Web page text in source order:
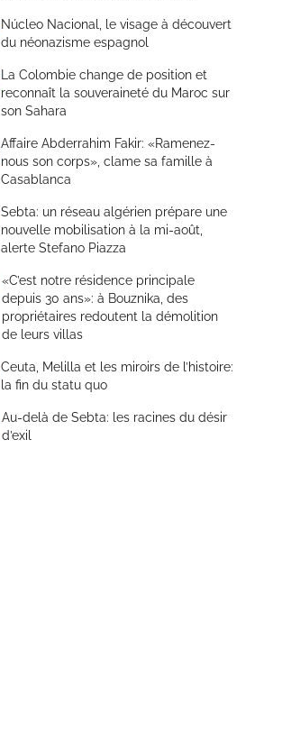
Núcleo Nacional, le visage à découvert
du néonazisme espagnol
La Colombie change de position et
reconnaît la souveraineté du Maroc sur
son Sahara
Affaire Abderrahim Fakir: «Ramenez-
nous son corps», clame sa famille à
Casablanca
Sebta: un réseau algérien prépare une
nouvelle mobilisation à la mi-août,
alerte Stefano Piazza
«C’est notre résidence principale
depuis 30 ans»: à Bouznika, des
propriétaires redoutent la démolition
de leurs villas
Ceuta, Melilla et les miroirs de l’histoire:
la fin du statu quo
Au-delà de Sebta: les racines du désir
d’exil